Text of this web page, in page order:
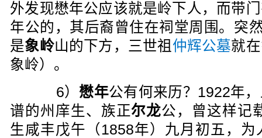
外发现懋年公应该就是岭下人，而带
年公的，其后裔曾住在祠堂周围。突
是象岭山的下方，三世祖 仲辉公墓就
象岭）。
6）懋年公有何来历？1922年
谱的州庠生、族正尔龙公，曾这样记
生咸丰戊午（1858年）九月初五，